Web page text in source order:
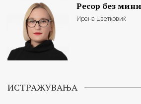
Ресор без
Ирена Цветковиќ
ИСТРАЖУВАЊА